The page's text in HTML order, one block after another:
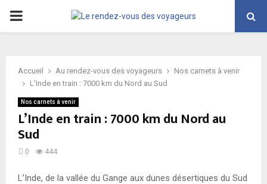
PRIMARY
Accueil Au rendez-vous des voyageurs
Nos carnets à venir
L’Inde en train : 7000 km du Nord au Sud
Nos carnets à venir
L’Inde en train : 7000 km du Nord au
Sud
0 444
L’Inde, de la vallée du Gange aux dunes désertiques du Sud